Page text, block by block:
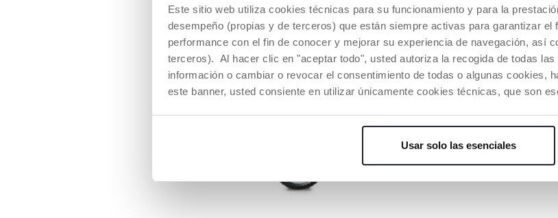
Este sitio web utiliza cookies técnicas para su funcionamiento y para la
desempeño (propias y de terceros) que están siempre activas para garantizar el
performance con el fin de conocer y mejorar su experiencia de navegación, así
terceros). Al hacer clic en "aceptar todo", usted autoriza la recogida de todas
información o cambiar o revocar el consentimiento de todas o algunas cookies,
este banner, usted consiente en utilizar únicamente cookies técnicas, que son
Usar solo las esenciales
La primera bicicleta que
ayuda a los niños y a las niñas
a adquirir el equilibrio
necesario sobre dos ruedas.
ULTRALIGERO
Para facilitar el uso y
maniobrabilidad del niño o la
niña a con la bicicleta, y
además el adulto podrá coger
y cargar cómodamente.